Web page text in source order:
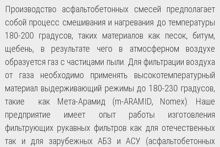
Производство асфальтобетонных смесей предполагает
собой процесс смешивания и нагревания до температуры
180-200 градусов, таких материалов как песок, битум,
щебень, в результате чего в атмосферном воздухе
образуется газ с частицами пыли. Для фильтрации воздуха
от газа необходимо применять высокотемпературный
материал выдерживающий режимы до 180-230 градусов,
такие как Мета-Арамид (m-ARAMID, Nomex). Наше
предприятие имеет опыт работы изготовления
фильтрующих рукавных фильтров как для отечественных
так и для зарубежных АБЗ и АСУ (асфальтобетонных